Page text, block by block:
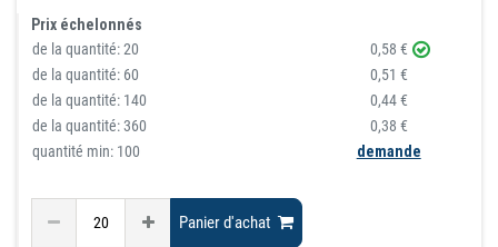
Prix échelonnés
de la quantité:20
0,58 €
de la quantité: 60
0,51 €
de la quantité: 140
0,44 €
de la quantité:360
0,38 €
quantité min: 100
demande
Panier d'achat